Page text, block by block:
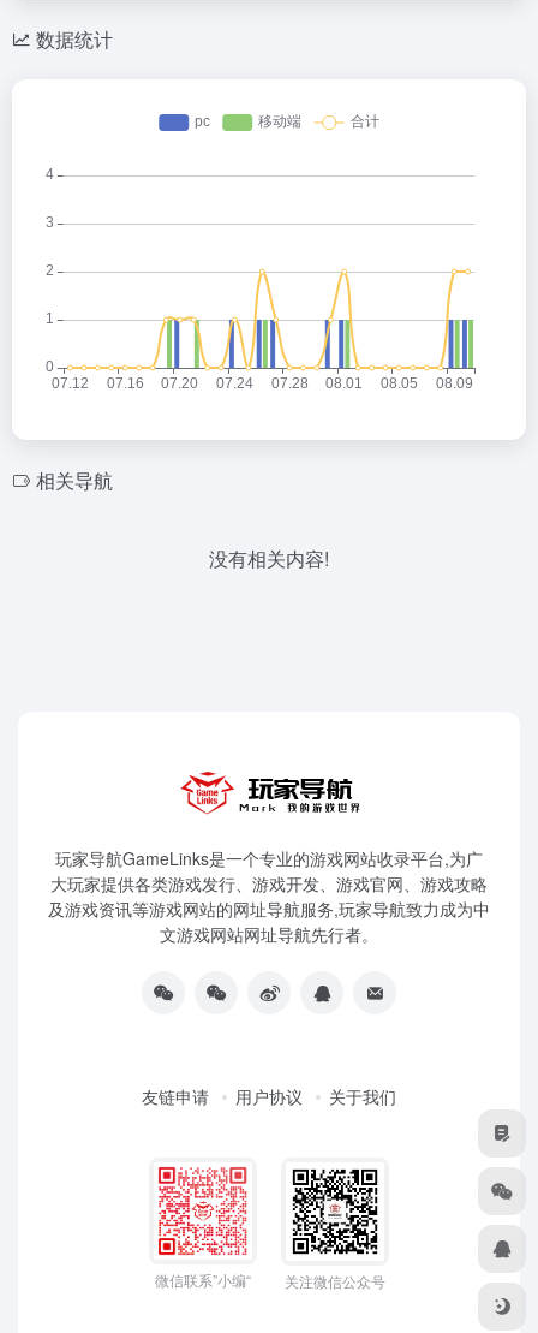
数据统计
相关导航
没有相关内容!
玩家导航GameLinks是一个专业的游戏网站收录平台,为广
大玩家提供各类游戏发行、游戏开发、游戏官网、游戏攻略
及游戏资讯等游戏网站的网址导航服务,玩家导航致力成为中
文游戏网站网址导航先行者。
友链申请 用户协议 关于我们
微信联系”小编“ 关注微信公众号